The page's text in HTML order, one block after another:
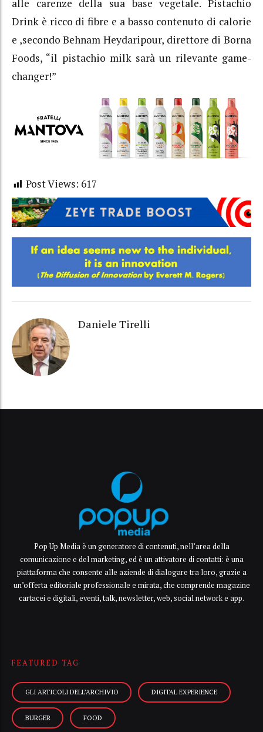
alle carenze della sua base vegetale. Pistachio
Drink è ricco di fibre e a basso contenuto di calorie
e ,secondo Behnam Heydaripour, direttore di Borna
Foods, “il pistachio milk sarà un rilevante game-
changer!”
Post Views: 617
Daniele Tirelli
Pop Up Media è un generatore di contenuti, nell’area della
comunicazione e del marketing, ed è un attivatore di contatti: è una
piattaforma che consente alle aziende di dialogare tra loro, grazie a
un’offerta editoriale professionale e mirata, che comprende magazine
cartacei e digitali, eventi, talk, newsletter, web, social network e app.
FEATURED TAG
GLI ARTICOLI DELL’ARCHIVIO DIGITAL EXPERIENCE
BURGER FOOD